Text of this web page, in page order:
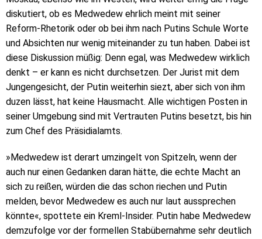
diskutiert, ob es Medwedew ehrlich meint mit seiner
Reform-Rhetorik oder ob bei ihm nach Putins Schule Worte
und Absichten nur wenig miteinander zu tun haben. Dabei ist
diese Diskussion müßig: Denn egal, was Medwedew wirklich
denkt – er kann es nicht durchsetzen. Der Jurist mit dem
Jungengesicht, der Putin weiterhin siezt, aber sich von ihm
duzen lässt, hat keine Hausmacht. Alle wichtigen Posten in
seiner Umgebung sind mit Vertrauten Putins besetzt, bis hin
zum Chef des Präsidialamts.
»Medwedew ist derart umzingelt von Spitzeln, wenn der
auch nur einen Gedanken daran hätte, die echte Macht an
sich zu reißen, würden die das schon riechen und Putin
melden, bevor Medwedew es auch nur laut aussprechen
könnte«, spottete ein Kreml-Insider. Putin habe Medwedew
demzufolge vor der formellen Stabübernahme sehr deutlich